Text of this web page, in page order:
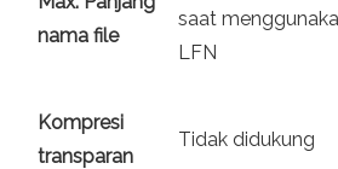
nama file
saat
LFN
Kompresi
transparan
Tidak didukung